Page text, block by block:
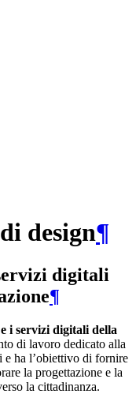
design¶
digitali
¶
i servizi digitali della
di lavoro dedicato alla
ha l’obiettivo di fornire
la progettazione e la
la cittadinanza.